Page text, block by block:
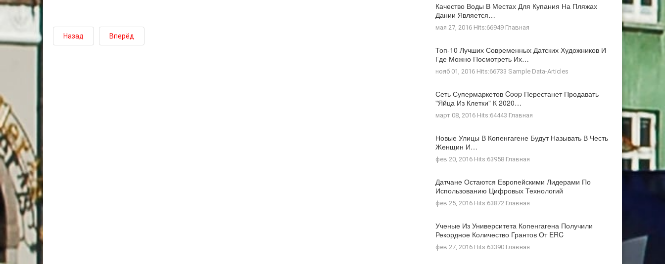
Назад Вперёд
Качество Воды В Местах Для Купания На Пляжах
Дании Является…
мая 27, 2016 Hits:66949 Главная
Топ-10 Лучших Современных Датских Художников И
Где Можно Посмотреть Их…
нояб 01, 2016 Hits:66733 Sample Data-Articles
Сеть Супермаркетов Coop Перестанет Продавать
"яйца Из Клетки" К 2020…
март 08, 2016 Hits:64443 Главная
Новые Улицы В Копенгагене Будут Называть В Честь
Женщин И…
фев 20, 2016 Hits:63958 Главная
Датчане Остаются Европейскими Лидерами По
Использованию Цифровых Технологий
фев 25, 2016 Hits:63872 Главная
Ученые Из Университета Копенгагена Получили
Рекордное Количество Грантов От ERC
фев 27, 2016 Hits:63390 Главная